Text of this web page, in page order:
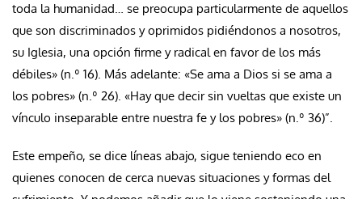
toda la humanidad… se preocupa particularmente de aquellos
que son discriminados y oprimidos pidiéndonos a nosotros,
su Iglesia, una opción firme y radical en favor de los más
débiles» (n.º 16). Más adelante: «Se ama a Dios si se ama a
los pobres» (n.º 26). «Hay que decir sin vueltas que existe un
vínculo inseparable entre nuestra fe y los pobres» (n.º 36)”.
Este empeño, se dice líneas abajo, sigue teniendo eco en
quienes conocen de cerca nuevas situaciones y formas del